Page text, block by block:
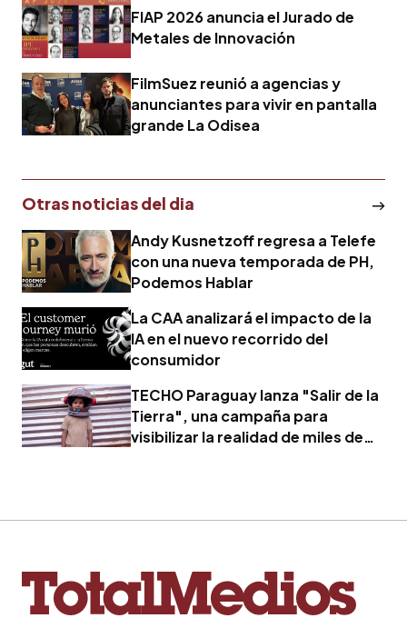
FIAP 2026 anuncia el Jurado de
Metales de Innovación
FilmSuez reunió a agencias y
anunciantes para vivir en pantalla
grande La Odisea
Otras noticias del dia
Andy Kusnetzoff regresa a Telefe
con una nueva temporada de PH,
Podemos Hablar
La CAA analizará el impacto de la
IA en el nuevo recorrido del
consumidor
TECHO Paraguay lanza "Salir de la
Tierra", una campaña para
visibilizar la realidad de miles de